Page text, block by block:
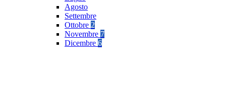
Agosto
Settembre
Ottobre 2
Novembre 7
Dicembre 6